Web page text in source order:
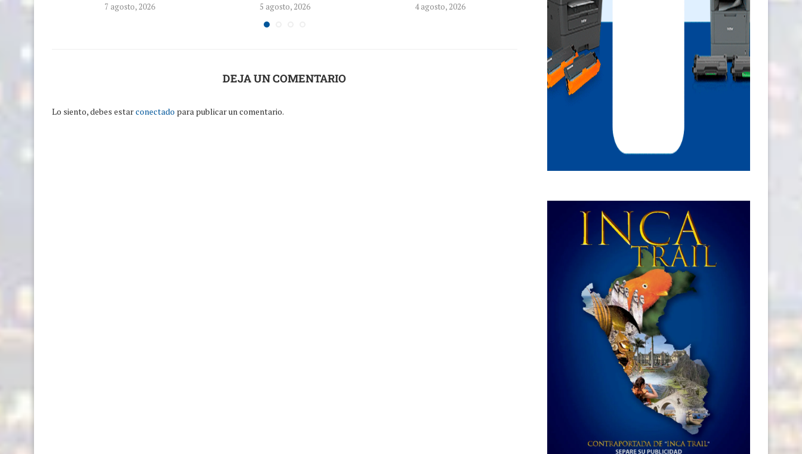
7 agosto, 2026 5 agosto, 2026 4 agosto, 2026 1 agosto, 2026 25 julio, 2026
DEJA UN COMENTARIO
Lo siento, debes estarconectado para publicar un comentario.